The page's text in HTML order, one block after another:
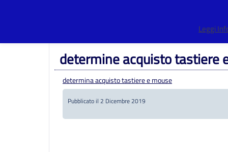
Amministrazione
determine acquisto tastiere
determina acquisto tastiere e mouse
Pubblicato il 2 Dicembre 2019
Leggi